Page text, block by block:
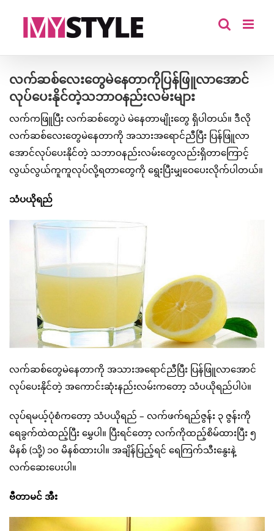
လက်ဆစ်လေးတွေမဲနေတာကိုပြန်ဖြူလာအောင်
လုပ်ပေးနိုင်တဲ့သဘာဝနည်းလမ်းများ
လက်ကဖြူပြီး လက်ဆစ်တွေပဲ မဲနေတာမျိုးတွေ ရှိပါတယ်။ ဒီလို
လက်ဆစ်လေးတွေမဲနေတာကို အသားအရောင်ညီပြီး ပြန်ဖြူလာ
အောင်လုပ်ပေးနိုင်တဲ့ သဘာဝနည်းလမ်းတွေလည်းရှိတာကြောင့်
လွယ်လွယ်ကူကူလုပ်လို့ရတာတွေကို ရွေးပြီးမျှဝေပေးလိုက်ပါတယ်။
သံပယိုရည်
လက်ဆစ်တွေမဲနေတာကို အသားအရောင်ညီပြီး ပြန်ဖြူလာအောင်
လုပ်ပေးနိုင်တဲ့ အကောင်းဆုံးနည်းလမ်းကတော့ သံပယိုရည်ပါပဲ။
လုပ်ရမယ့်ပုံစံကတော့ သံပယိုရည် – လက်ဖက်ရည်ဇွန်း ၃ ဇွန်းကို
ရေခွက်ထဲထည့်ပြီး မွှေပါ။ ပြီးရင်တော့ လက်ကိုထည့်စိမ်ထားပြီး ၅
မိနစ် (သို့) ၁၀ မိနစ်ထားပါ။ အချိန်ပြည့်ရင် ရေကြက်သီးနွေးနဲ့
လက်ဆေးပေးပါ။
ဗီတာမင် အီး